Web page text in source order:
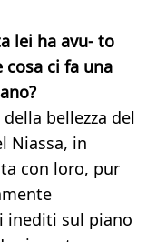
lei ha avu- to
cosa ci fa una
bellezza del
Niassa, in
con loro, pur
inediti sul piano